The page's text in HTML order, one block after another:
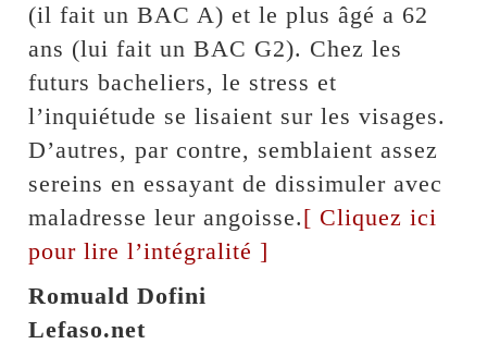
(il fait un BAC A) et le plus âgé a 62
ans (lui fait un BAC G2). Chez les
futurs bacheliers, le stress et
l’inquiétude se lisaient sur les visages.
D’autres, par contre, semblaient assez
sereins en essayant de dissimuler avec
maladresse leur angoisse.[ Cliquez ici
pour lire l’intégralité ]
Romuald Dofini
Lefaso.net